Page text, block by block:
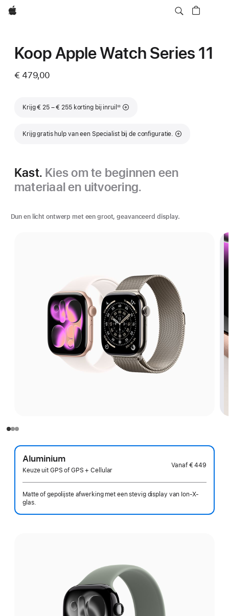
Apple
Koop Apple Watch Series 11
€ 479,00
Krijg € 25 – € 255 korting bij inruil
Voetnoot
◊◊
Krijg gratis hulp van een Specialist bij de configuratie.
Kast. Kies om te beginnen een
materiaal en uitvoering.
Dun en licht ontwerp met een groot, geavanceerd display.
Aluminium
Keuze uit GPS of GPS + Cellular
Vanaf € 449
Matte of gepolijste afwerking met een stevig display van Ion-X-
glas.